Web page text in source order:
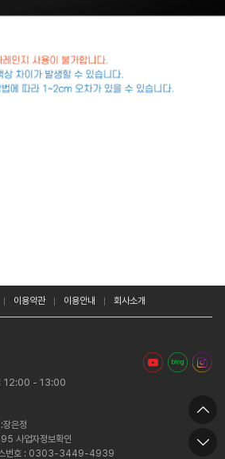
이용약관 이용안내 회사소개
12:00 - 13:00
장은정
사업자정보확인
번호 : 0303-3449-4939